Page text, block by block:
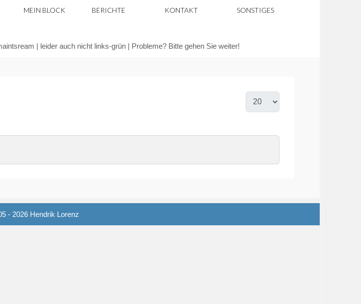
MEIN BLOCK BERICHTE KONTAKT SONSTIGES
| leider auch nicht links-grün | Probleme? Bitte gehen Sie weiter!
- 2026 Hendrik Lorenz